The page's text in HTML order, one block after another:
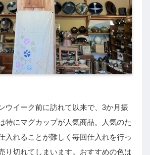
ウイーク前に訪れて以来で、3か月振
特にマグカップが人気商品。人気のた
入れることが難しく毎回仕入れを行っ
り切れてしまいます。おすすめの色は